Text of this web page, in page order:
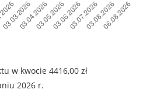
w kwocie 4416,00 zł
2026 r.